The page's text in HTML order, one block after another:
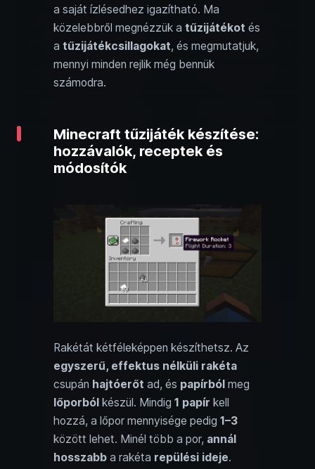
a saját ízlésedhez igazítható. Ma
közelebbről megnézzük a tűzijátékot és
a tűzijátékcsillagokat, és megmutatjuk,
mennyi minden rejlik még bennük
számodra.
Minecraft tűzijáték készítése:
hozzávalók, receptek és
módosítók
Rakétát kétféleképpen készíthetsz. Az
egyszerű, effektus nélküli rakéta
csupán hajtóerőt ad, és papírból meg
lőporból készül. Mindig 1 papír kell
hozzá, a lőpor mennyisége pedig 1–3
között lehet. Minél több a por, annál
hosszabb a rakéta repülési ideje.